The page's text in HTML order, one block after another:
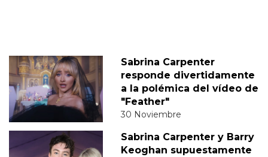
Sabrina Carpenter
responde divertidamente
a la polémica del vídeo de
"Feather"
30 Noviembre
Sabrina Carpenter y Barry
Keoghan supuestamente